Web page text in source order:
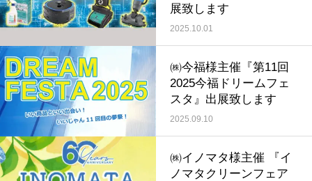
展致します
2025.10.01
㈱今福様主催『第11回
2025今福ドリームフェ
スタ』出展致します
2025.09.10
㈱イノマタ様主催 『イ
ノマタクリーンフェア